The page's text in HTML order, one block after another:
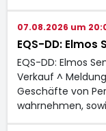
07.08.2026 um
EQS-DD:
EQS-DD: Elmos
Verkauf ^
Geschäfte von
wahrnehmen,